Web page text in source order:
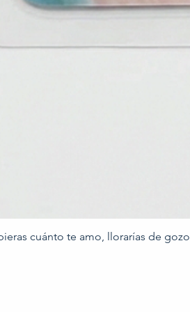
cuánto te amo, llorarías de gozo